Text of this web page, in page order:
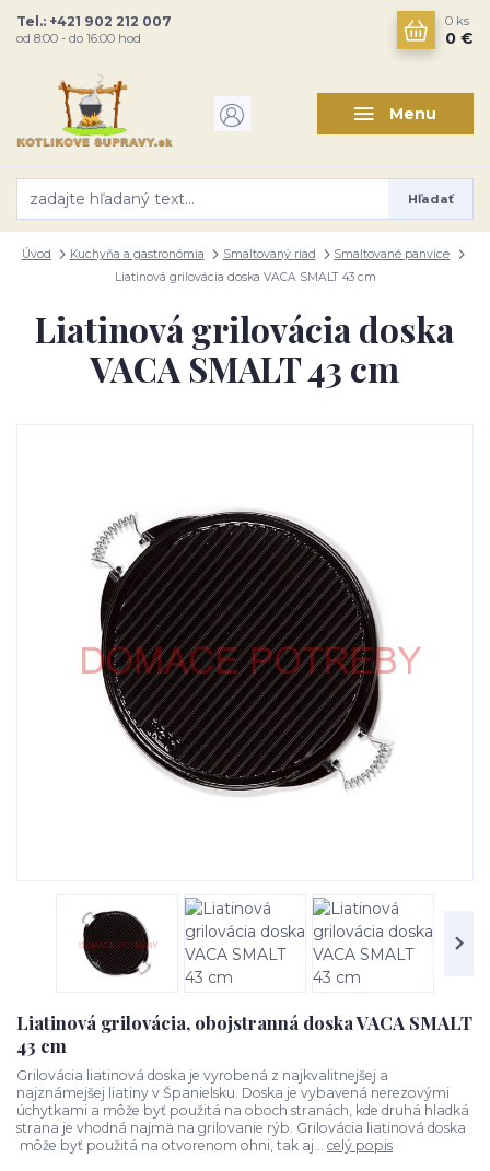
Menu
Hľadať
Tel.: +421 902 212 007
od 8:00 - do 16:00 hod
0 ks
0 €
Úvod Kuchyňa a gastronómia Smaltovaný riad
Smaltované panvice
Liatinová grilovácia doska VACA SMALT 43 cm
Liatinová grilovácia doska
VACA SMALT 43 cm
Liatinová grilovácia, obojstranná doska VACA SMALT
43 cm
Grilovácia liatinová doska je vyrobená z najkvalitnejšej a
najznámejšej liatiny v Španielsku. Doska je vybavená nerezovými
úchytkami a môže byť použitá na oboch stranách, kde druhá hladká
strana je vhodná najmä na grilovanie rýb. Grilovácia liatinová doska
môže byť použitá na otvorenom ohni, tak aj... celý popis